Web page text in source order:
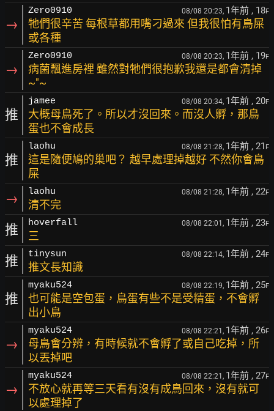
→
Zero0910 08/08 20:23, 1年前 , 18F
牠們很辛苦 每根草都用嘴刁過來 但我很怕有鳥屎
或各種
→
Zero0910 08/08 20:23, 1年前 , 19F
病菌飄進房裡 雖然對牠們很抱歉我還是都會清掉
~"~
推
jamee 08/08 20:34, 1年前 , 20F
大概母鳥死了。所以才沒回來。而沒人孵，那鳥
蛋也不會成長
推
laohu 08/08 21:28, 1年前 , 21 F
這是隨便鳩的巢吧？ 越早處理掉越好 不然你會鳥
屎
→ laohu 08/08 21:28, 1年前 , 22F
清不完
推 hoverfall 08/08 22:01, 1年前 , 23F
三
推 tinysun 08/08 22:14, 1年前 , 24F
推文長知識
推
myaku524 08/08 22:19, 1年前 , 25F
也可能是空包蛋，鳥蛋有些不是受精蛋，不會孵
出小鳥
→
myaku524 08/08 22:21, 1年前 , 26F
母鳥會分辨，有時候就不會孵了或自己吃掉，所
以丟掉吧
→
myaku524 08/08 22:21, 1年前 , 27F
不放心就再等三天看有沒有成鳥回來，沒有就可
以處理掉了